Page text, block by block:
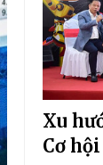
Xu
Cơ